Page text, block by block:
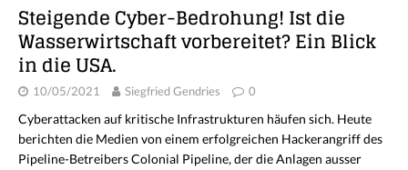
Steigende Cyber-Bedrohung! Ist die
Wasserwirtschaft vorbereitet? Ein Blick
in die USA.
10/05/2021 Siegfried Gendries 0
Cyberattacken auf kritische Infrastrukturen häufen sich. Heute
berichten die Medien von einem erfolgreichen Hackerangriff des
Pipeline-Betreibers Colonial Pipeline, der die Anlagen ausser